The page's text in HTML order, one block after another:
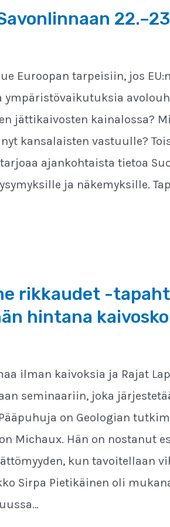
Euroopan tarpeisiin, jos
jättikaivosten kainalossa?
kansalaisten vastuulle?
ajankohtaista tietoa
ja näkemyksille.
rikkaudet -
hintana
ilman kaivoksia ja Rajat
seminaariin, joka
on Geologian
Michaux. Hän on nostanut
kun tavoitellaan
Sirpa Pietikäinen oli